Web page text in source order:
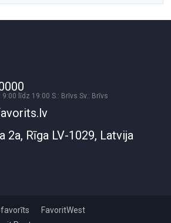
9:00 līdz 19:00 S.: Brīvs Sv.: Brīvs
2a, Rīga LV-1029, Latvija
FavoritWest